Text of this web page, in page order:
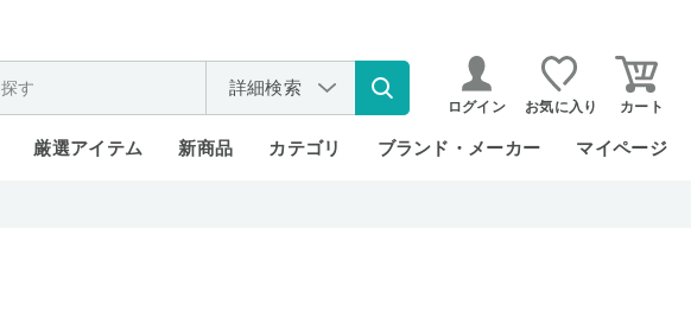
詳細検索
ログイン お気に入り カート
厳選アイテム 新商品 カテゴリ ブランド・メーカー マイページ